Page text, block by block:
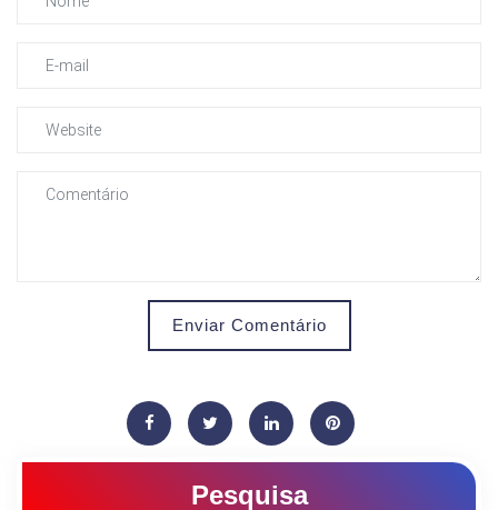
Enviar Comentário
Pesquisa